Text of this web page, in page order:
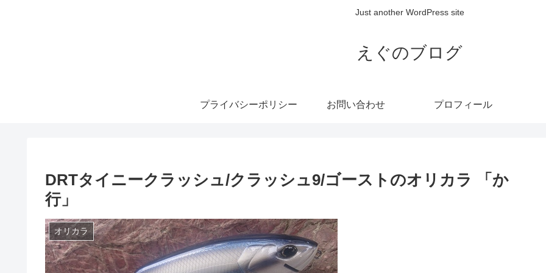
Just another WordPress site
えぐのブログ
プライバシーポリシー お問い合わせ プロフィール
DRTタイニークラッシュ/クラッシュ9/ゴーストのオリカラ 「か
行」
オリカラ